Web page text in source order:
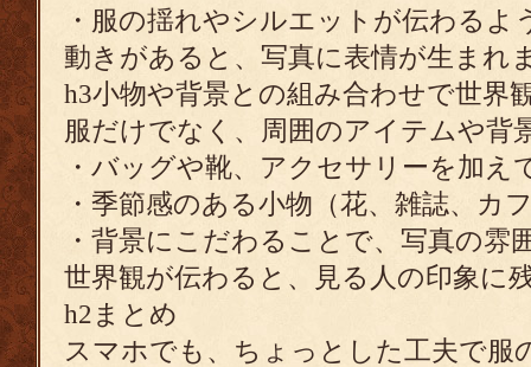
・服の揺れやシルエットが伝わるよ
動きがあると、写真に表情が生まれ
h3小物や背景との組み合わせで世界
服だけでなく、周囲のアイテムや背
・バッグや靴、アクセサリーを加え
・季節感のある小物（花、雑誌、カ
・背景にこだわることで、写真の雰
世界観が伝わると、見る人の印象に
h2まとめ
スマホでも、ちょっとした工夫で服